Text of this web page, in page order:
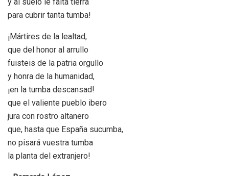
para cubrir tanta tumba!
¡Mártires de la lealtad,
que del honor al arrullo
fuisteis de la patria orgullo
y honra de la humanidad,
¡en la tumba descansad!
que el valiente pueblo ibero
jura con rostro altanero
que, hasta que España sucumba,
no pisará vuestra tumba
la planta del extranjero!